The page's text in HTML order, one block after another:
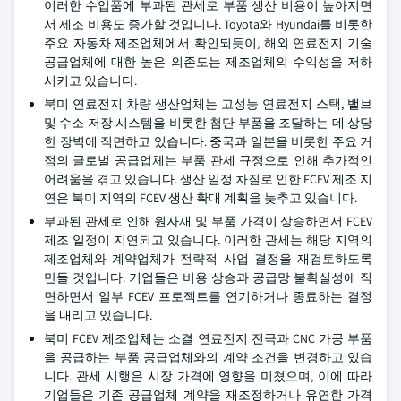
이러한 수입품에 부과된 관세로 부품 생산 비용이 높아지면
서 제조 비용도 증가할 것입니다. Toyota와 Hyundai를 비롯한
주요 자동차 제조업체에서 확인되듯이, 해외 연료전지 기술
공급업체에 대한 높은 의존도는 제조업체의 수익성을 저하
시키고 있습니다.
북미 연료전지 차량 생산업체는 고성능 연료전지 스택, 밸브
및 수소 저장 시스템을 비롯한 첨단 부품을 조달하는 데 상당
한 장벽에 직면하고 있습니다. 중국과 일본을 비롯한 주요 거
점의 글로벌 공급업체는 부품 관세 규정으로 인해 추가적인
어려움을 겪고 있습니다. 생산 일정 차질로 인한 FCEV 제조 지
연은 북미 지역의 FCEV 생산 확대 계획을 늦추고 있습니다.
부과된 관세로 인해 원자재 및 부품 가격이 상승하면서 FCEV
제조 일정이 지연되고 있습니다. 이러한 관세는 해당 지역의
제조업체와 계약업체가 전략적 사업 결정을 재검토하도록
만들 것입니다. 기업들은 비용 상승과 공급망 불확실성에 직
면하면서 일부 FCEV 프로젝트를 연기하거나 종료하는 결정
을 내리고 있습니다.
북미 FCEV 제조업체는 소결 연료전지 전극과 CNC 가공 부품
을 공급하는 부품 공급업체와의 계약 조건을 변경하고 있습
니다. 관세 시행은 시장 가격에 영향을 미쳤으며, 이에 따라
기업들은 기존 공급업체 계약을 재조정하거나 유연한 가격